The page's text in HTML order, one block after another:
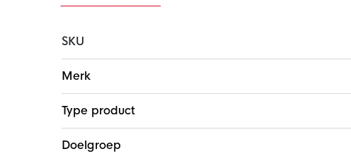
SKU
informatie
Merk
Type product
Doelgroep